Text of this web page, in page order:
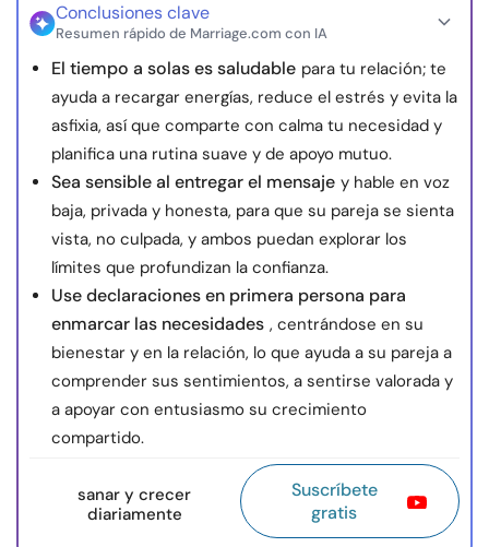
Conclusiones clave
Resumen rápido de Marriage.com con IA
El tiempo a solas es saludable para tu relación; te
ayuda a recargar energías, reduce el estrés y evita la
asfixia, así que comparte con calma tu necesidad y
planifica una rutina suave y de apoyo mutuo.
Sea sensible al entregar el mensaje y hable en voz
baja, privada y honesta, para que su pareja se sienta
vista, no culpada, y ambos puedan explorar los
límites que profundizan la confianza.
Use declaraciones en primera persona para
enmarcar las necesidades , centrándose en su
bienestar y en la relación, lo que ayuda a su pareja a
comprender sus sentimientos, a sentirse valorada y
a apoyar con entusiasmo su crecimiento
compartido.
sanar y crecer
diariamente
Suscríbete
gratis